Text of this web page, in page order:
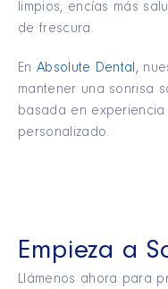
limpios, encías más
de frescura.
En Absolute Dental,
mantener una sonrisa
basada en
personalizado.
Empieza a
Llámenos ahora para